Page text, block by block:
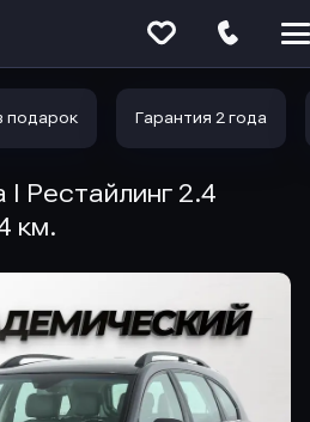
подарок Гарантия 2 года
I Рестайлинг 2.4
км.